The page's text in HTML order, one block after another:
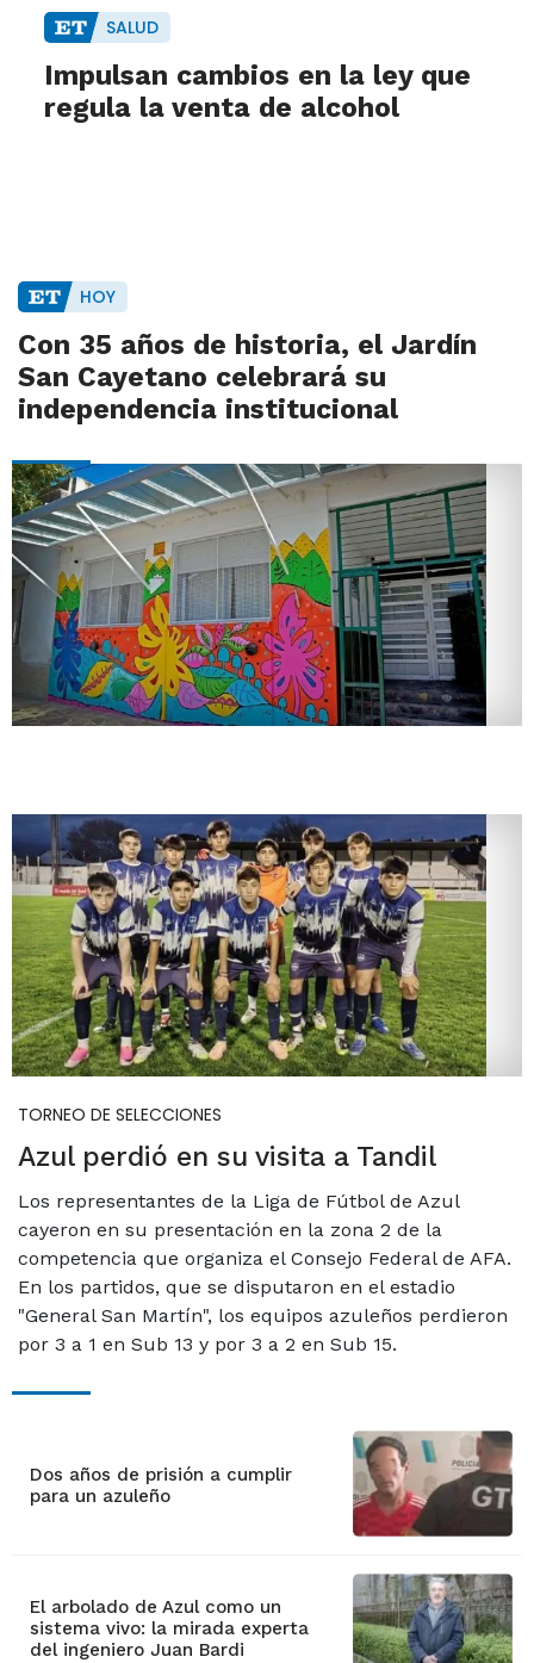
SALUD
Impulsan cambios en la ley que
regula la venta de alcohol
HOY
Con 35 años de historia, el Jardín
San Cayetano celebrará su
independencia institucional
TORNEO DE SELECCIONES
Azul perdió en su visita a Tandil
Los representantes de la Liga de Fútbol de Azul
cayeron en su presentación en la zona 2 de la
competencia que organiza el Consejo Federal de AFA.
En los partidos, que se disputaron en el estadio
"General San Martín", los equipos azuleños perdieron
por 3 a 1 en Sub 13 y por 3 a 2 en Sub 15.
Dos años de prisión a cumplir
para un azuleño
El arbolado de Azul como un
sistema vivo: la mirada experta
del ingeniero Juan Bardi